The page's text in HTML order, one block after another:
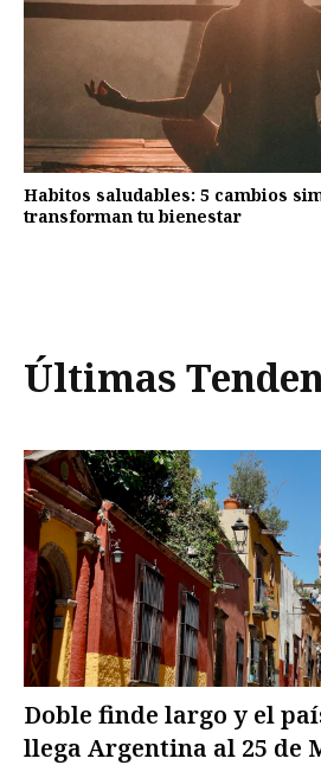
Habitos saludables: 5 cambios
transforman tu bienestar
Últimas
Doble finde largo y el
llega Argentina al 25 de